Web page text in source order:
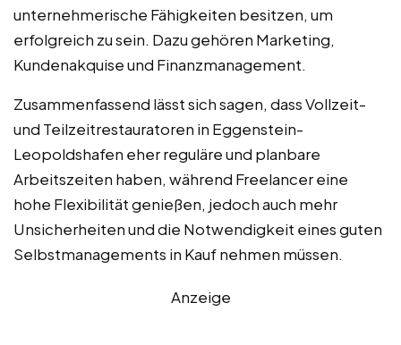
unternehmerische Fähigkeiten besitzen, um
erfolgreich zu sein. Dazu gehören Marketing,
Kundenakquise und Finanzmanagement.
Zusammenfassend lässt sich sagen, dass Vollzeit-
und Teilzeitrestauratoren in Eggenstein-
Leopoldshafen eher reguläre und planbare
Arbeitszeiten haben, während Freelancer eine
hohe Flexibilität genießen, jedoch auch mehr
Unsicherheiten und die Notwendigkeit eines guten
Selbstmanagements in Kauf nehmen müssen.
Anzeige